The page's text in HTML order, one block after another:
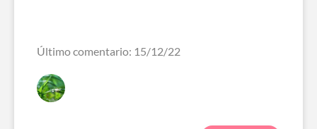
Último comentario: 15/12/22